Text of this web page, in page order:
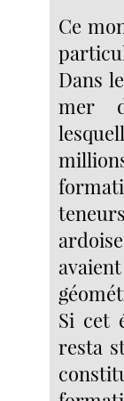
Ce
Dans
mer
Si cet
resta